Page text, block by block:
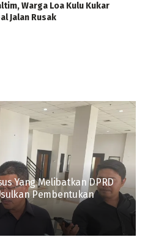
Warga Loa Kulu Kukar
Jalan Rusak
Yang Melibatkan DPRD
Pembentukan